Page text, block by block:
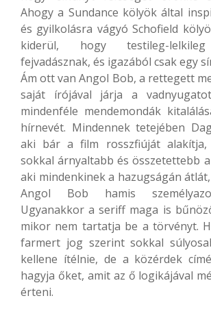
Ahogy a Sundance kölyök által
és gyilkolásra vágyó Schofield
kiderül, hogy testileg-lelkileg
fejvadásznak, és igazából csak egy
Ám ott van Angol Bob, a rettegett
saját írójával járja a
mindenféle mendemondák
hírnevét. Mindennek tetejében
aki bár a film rosszfiúját alakítja,
sokkal árnyaltabb és összetettebb a
aki mindenkinek a hazugságán
Angol Bob hamis
Ugyanakkor a seriff maga is
mikor nem tartatja be a törvényt.
farmert jog szerint sokkal
kellene ítélnie, de a közérdek
hagyja őket, amit az ő logikájával
érteni.